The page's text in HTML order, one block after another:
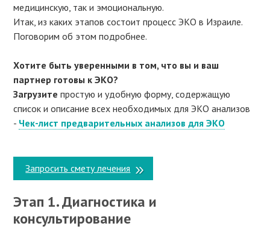
медицинскую, так и эмоциональную.
Итак, из каких этапов состоит процесс ЭКО в Израиле.
Поговорим об этом подробнее.
Хотите быть уверенными в том, что вы и ваш
партнер готовы к ЭКО?
​Загрузитепростую и удобную форму, содержащую
список и описание всех необходимых для ЭКО анализов
- Чек-лист предварительных анализов для ЭКО
Запросить смету лечения
Этап 1. Диагностика и
консультирование